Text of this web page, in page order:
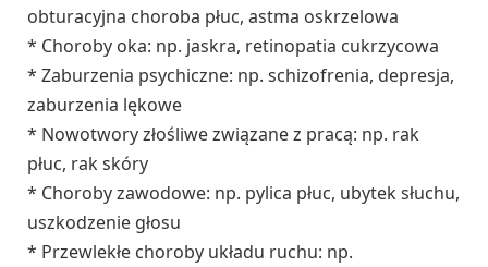
obturacyjna choroba płuc, astma oskrzelowa
* Choroby oka: np. jaskra, retinopatia cukrzycowa
* Zaburzenia psychiczne: np. schizofrenia, depresja,
zaburzenia lękowe
* Nowotwory złośliwe związane z pracą: np. rak
płuc, rak skóry
* Choroby zawodowe: np. pylica płuc, ubytek słuchu,
uszkodzenie głosu
* Przewlekłe choroby układu ruchu: np.